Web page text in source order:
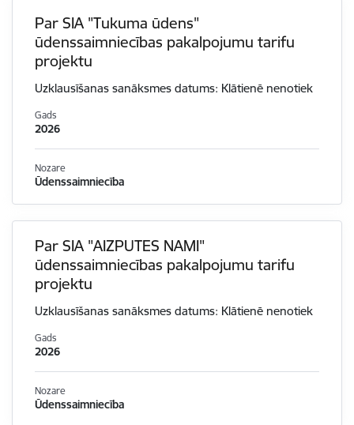
Par SIA "Tukuma ūdens"
ūdenssaimniecības pakalpojumu tarifu
projektu
Uzklausīšanas sanāksmes datums: Klātienē nenotiek
Gads
2026
Nozare
Ūdenssaimniecība
Par SIA "AIZPUTES NAMI"
ūdenssaimniecības pakalpojumu tarifu
projektu
Uzklausīšanas sanāksmes datums: Klātienē nenotiek
Gads
2026
Nozare
Ūdenssaimniecība